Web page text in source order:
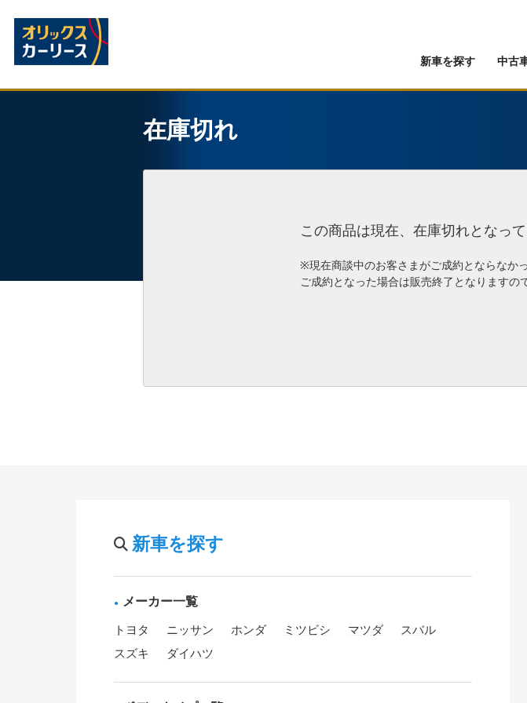
新車を探す 中古
在庫切れ
この商品は現在、在庫切れとなって
※現在商談中のお客さまがご成約とならなか
ご成約となった場合は販売終了となりますの
新車を探す
メーカー一覧
トヨタ ニッサン ホンダ ミツビシ マツダ
スバル
スズキ
ダイハツ